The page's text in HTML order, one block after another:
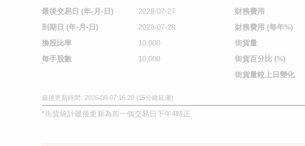
最後交易日 (年-月-日)
2028-07-27
到期日 (年-月-日)
2028-07-28
換股比率
10,000
每手股數
10,000
財務費用
財務費用 (每年%)
街貨量
街貨百分比 (%)
街貨量較 上日變化
最後更新時間: 2026-08-07 16:20 (15分鐘延遲)
*街貨統計最後更新為前一個交易日下午4時正